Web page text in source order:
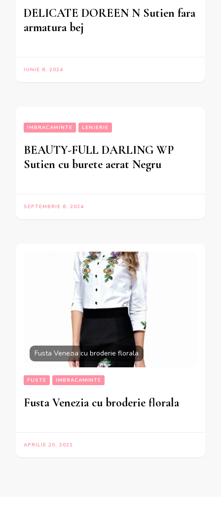
DELICATE DOREEN N Sutien fara
armatura bej
IUNIE 8, 2024
IMBRACAMINTE LENJERIE
BEAUTY-FULL DARLING WP
Sutien cu burete aerat Negru
SEPTEMBRIE 6, 2024
Fusta Venezia cu broderie florala
FUSTE IMBRACAMINTE
Fusta Venezia cu broderie florala
APRILIE 20, 2022